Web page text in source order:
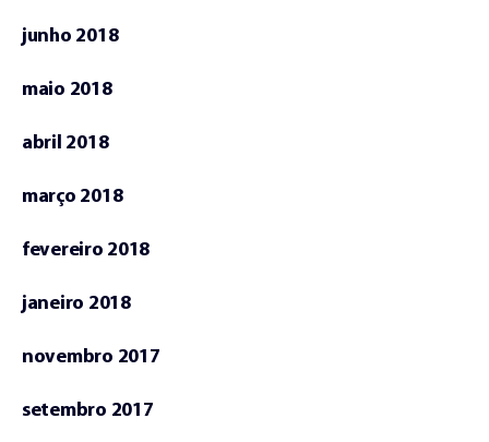
junho 2018
maio 2018
abril 2018
março 2018
fevereiro 2018
janeiro 2018
novembro 2017
setembro 2017